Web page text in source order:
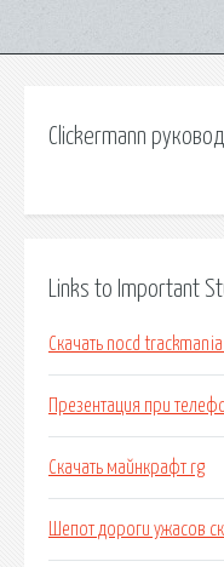
Clickermann
Links to Important
Скачать nocd
Презентация при
Скачать майнкрафт rg
Шепот дороги ужасов